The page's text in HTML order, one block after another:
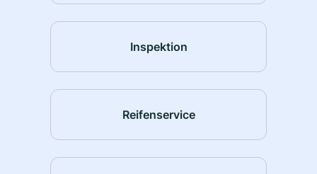
Inspektion
Reifenservice